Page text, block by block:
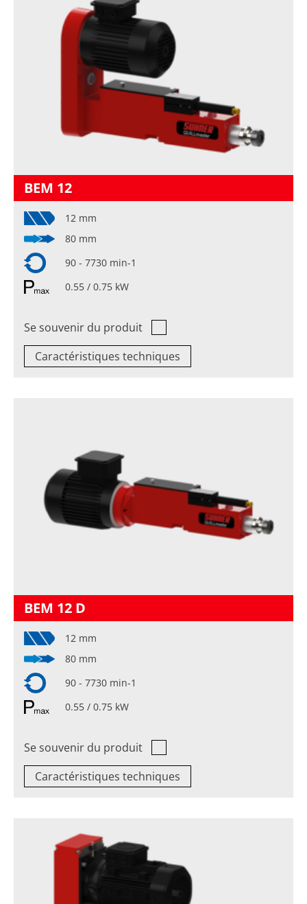
BEM 12
12 mm
80 mm
90 - 7730 min-1
0.55 / 0.75 kW
Se souvenir du produit
Caractéristiques techniques
BEM 12 D
12 mm
80 mm
90 - 7730 min-1
0.55 / 0.75 kW
Se souvenir du produit
Caractéristiques techniques